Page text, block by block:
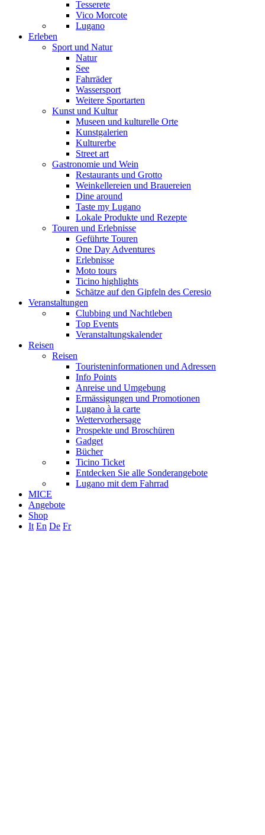
Tesserete
Vico Morcote
Lugano
Erleben
Sport und Natur
Natur
See
Fahrräder
Wassersport
Weitere Sportarten
Kunst und Kultur
Museen und kulturelle Orte
Kunstgalerien
Kulturerbe
Street art
Gastronomie und Wein
Restaurants und Grotto
Weinkellereien und Brauereien
Dine around
Taste my Lugano
Lokale Produkte und Rezepte
Touren und Erlebnisse
Geführte Touren
One Day Adventures
Erlebnisse
Moto tours
Ticino highlights
Schätze auf den Gipfeln des Ceresio
Veranstaltungen
Clubbing und Nachtleben
Top Events
Veranstaltungskalender
Reisen
Reisen
Touristeninformationen und Adressen
Info Points
Anreise und Umgebung
Ermässigungen und Promotionen
Lugano à la carte
Wettervorhersage
Prospekte und Broschüren
Gadget
Bücher
Ticino Ticket
Entdecken Sie alle Sonderangebote
Lugano mit dem Fahrrad
MICE
Angebote
Shop
It En De Fr